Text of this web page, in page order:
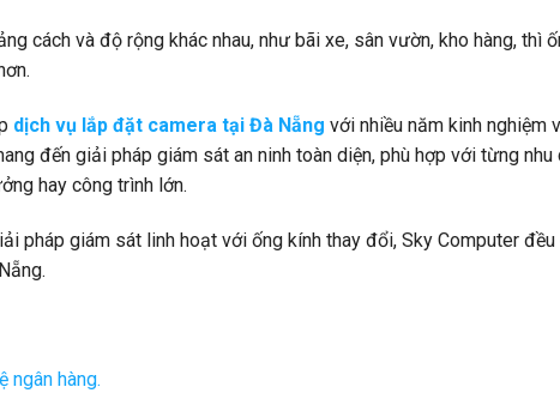
cách và độ rộng khác nhau, như bãi xe, sân vườn, kho hàng, thì
dịch vụ lắp đặt camera tại Đà Nẵng với nhiều năm kinh nghiệm
đến giải pháp giám sát an ninh toàn diện, phù hợp với từng
hay công trình lớn.
pháp giám sát linh hoạt với ống kính thay đổi, Sky Computer
ngân hàng.